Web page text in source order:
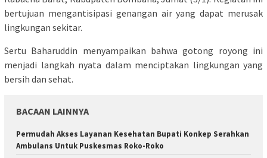
bertujuan mengantisipasi genangan air yang dapat merusak
lingkungan sekitar.
Sertu Baharuddin menyampaikan bahwa gotong royong ini
menjadi langkah nyata dalam menciptakan lingkungan yang
bersih dan sehat.
BACAAN LAINNYA
Permudah Akses Layanan Kesehatan Bupati Konkep Serahkan
Ambulans Untuk Puskesmas Roko-Roko